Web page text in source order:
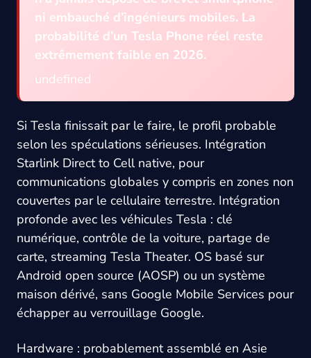
ni embauché d’ingénieurs mobiles. La
probabilité d’un Tesla Phone réel reste
extrêmement faible en 2026.
undefined
Si Tesla finissait par le faire, le profil probable
selon les spéculations sérieuses. Intégration
Starlink Direct to Cell native, pour
communications globales y compris en zones non
couvertes par le cellulaire terrestre. Intégration
profonde avec les véhicules Tesla : clé
numérique, contrôle de la voiture, partage de
carte, streaming Tesla Theater. OS basé sur
Android open source (AOSP) ou un système
maison dérivé, sans Google Mobile Services pour
échapper au verrouillage Google.
Hardware : probablement assemblé en Asie